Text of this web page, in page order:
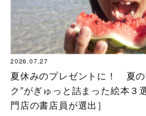
2026.07.27
夏休みのプレゼントに！ 夏の
ク”がぎゅっと詰まった絵本３
門店の書店員が選出］